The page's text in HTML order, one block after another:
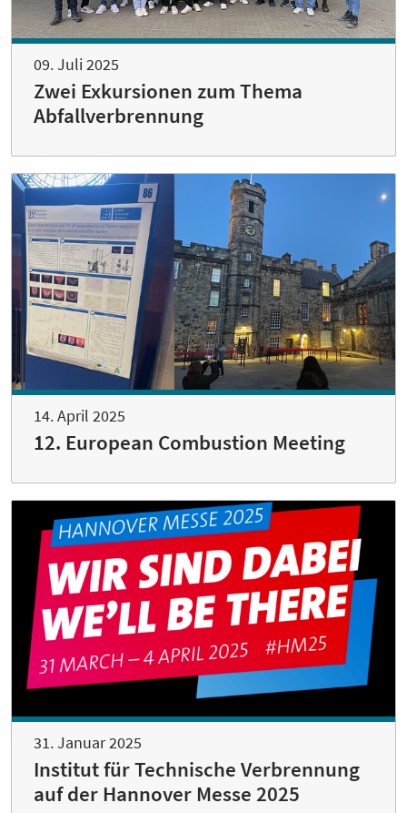
09. Juli 2025
Zwei Exkursionen zum Thema
Abfallverbrennung
14. April 2025
12. European Combustion Meeting
31. Januar 2025
Institut für Technische Verbrennung
auf der Hannover Messe 2025